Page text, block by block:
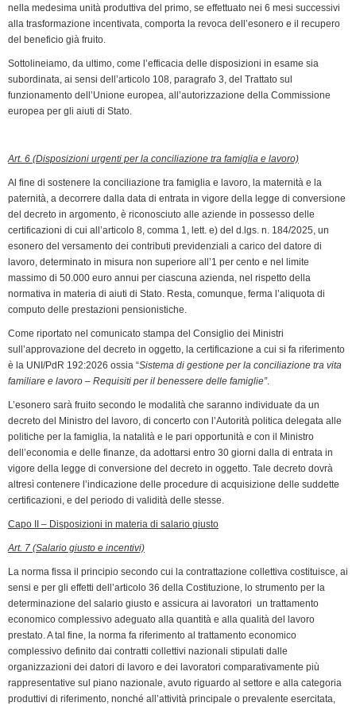
nella medesima unità produttiva del primo, se effettuato nei 6 mesi successivi
alla trasformazione incentivata, comporta la revoca dell’esonero e il recupero
del beneficio già fruito.
Sottolineiamo, da ultimo, come l’efficacia delle disposizioni in esame sia
subordinata, ai sensi dell’articolo 108, paragrafo 3, del Trattato sul
funzionamento dell’Unione europea, all’autorizzazione della Commissione
europea per gli aiuti di Stato.
Art. 6 (Disposizioni urgenti per la conciliazione tra famiglia e lavoro)
Al fine di sostenere la conciliazione tra famiglia e lavoro, la maternità e la
paternità, a decorrere dalla data di entrata in vigore della legge di conversione
del decreto in argomento, è riconosciuto alle aziende in possesso delle
certificazioni di cui all’articolo 8, comma 1, lett. e) del d.lgs. n. 184/2025, un
esonero del versamento dei contributi previdenziali a carico del datore di
lavoro, determinato in misura non superiore all’1 per cento e nel limite
massimo di 50.000 euro annui per ciascuna azienda, nel rispetto della
normativa in materia di aiuti di Stato. Resta, comunque, ferma l’aliquota di
computo delle prestazioni pensionistiche.
Come riportato nel comunicato stampa del Consiglio dei Ministri
sull’approvazione del decreto in oggetto, la certificazione a cui si fa riferimento
è la UNI/PdR 192:2026 ossia “Sistema di gestione per la conciliazione tra vita
familiare e lavoro – Requisiti per il benessere delle famiglie”.
L’esonero sarà fruito secondo le modalità che saranno individuate da un
decreto del Ministro del lavoro, di concerto con l’Autorità politica delegata alle
politiche per la famiglia, la natalità e le pari opportunità e con il Ministro
dell’economia e delle finanze, da adottarsi entro 30 giorni dalla di entrata in
vigore della legge di conversione del decreto in oggetto. Tale decreto dovrà
altresì contenere l’indicazione delle procedure di acquisizione delle suddette
certificazioni, e del periodo di validità delle stesse.
Capo II – Disposizioni in materia di salario giusto
Art. 7 (Salario giusto e incentivi)
La norma fissa il principio secondo cui la contrattazione collettiva costituisce, ai
sensi e per gli effetti dell’articolo 36 della Costituzione, lo strumento per la
determinazione del salario giusto e assicura ai lavoratori un trattamento
economico complessivo adeguato alla quantità e alla qualità del lavoro
prestato. A tal fine, la norma fa riferimento al trattamento economico
complessivo definito dai contratti collettivi nazionali stipulati dalle
organizzazioni dei datori di lavoro e dei lavoratori comparativamente più
rappresentative sul piano nazionale, avuto riguardo al settore e alla categoria
produttivi di riferimento, nonché all’attività principale o prevalente esercitata,